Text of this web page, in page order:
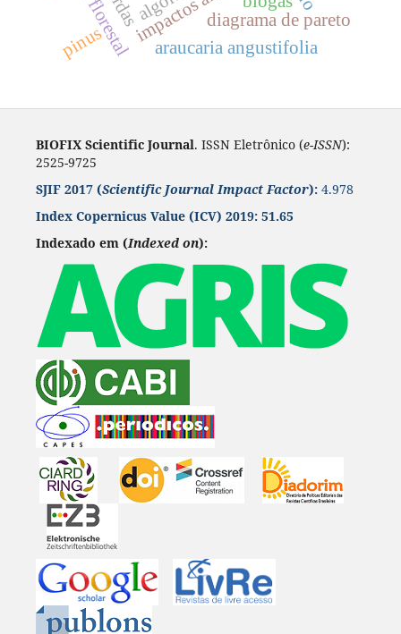
diagrama de pareto
araucaria angustifolia
pinus
BIOFIX Scientific Journal. ISSN Eletrônico (e-ISSN):
2525-9725
SJIF 2017 (Scientific Journal Impact Factor):4.978
Index Copernicus Value(ICV) 2019: 51.65
Indexado em (Indexed on):